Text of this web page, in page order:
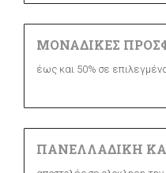
ΜΟΝΑΔΙΚΕΣ
έως και 50% σε
ΠΑΝΕΛΛΑΔΙΚΗ